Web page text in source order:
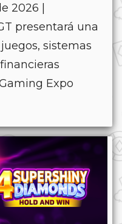
2026 |
presentará una
sistemas
Expo